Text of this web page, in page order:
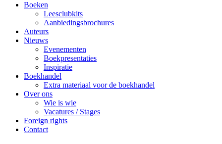
Boeken
Leesclubkits
Aanbiedingsbrochures
Auteurs
Nieuws
Evenementen
Boekpresentaties
Inspiratie
Boekhandel
Extra materiaal voor de boekhandel
Over ons
Wie is wie
Vacatures / Stages
Foreign rights
Contact